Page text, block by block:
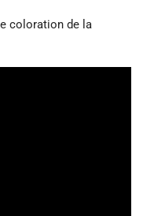
coloration de la